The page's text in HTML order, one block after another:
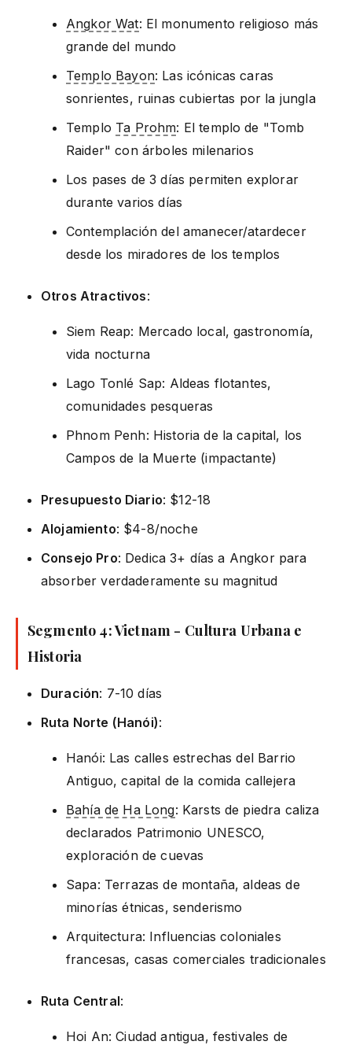
Angkor Wat: El monumento religioso más
grande del mundo
Templo Bayon: Las icónicas caras
sonrientes, ruinas cubiertas por la jungla
Templo Ta Prohm: El templo de "Tomb
Raider" con árboles milenarios
Los pases de 3 días permiten explorar
durante varios días
Contemplación del amanecer/atardecer
desde los miradores de los templos
Otros Atractivos:
Siem Reap: Mercado local, gastronomía,
vida nocturna
Lago Tonlé Sap: Aldeas flotantes,
comunidades pesqueras
Phnom Penh: Historia de la capital, los
Campos de la Muerte (impactante)
Presupuesto Diario: $12-18
Alojamiento: $4-8/noche
Consejo Pro: Dedica 3+ días a Angkor para
absorber verdaderamente su magnitud
Segmento 4: Vietnam - Cultura Urbana e
Historia
Duración: 7-10 días
Ruta Norte (Hanói):
Hanói: Las calles estrechas del Barrio
Antiguo, capital de la comida callejera
Bahía de Ha Long: Karsts de piedra caliza
declarados Patrimonio UNESCO,
exploración de cuevas
Sapa: Terrazas de montaña, aldeas de
minorías étnicas, senderismo
Arquitectura: Influencias coloniales
francesas, casas comerciales tradicionales
Ruta Central:
Hoi An: Ciudad antigua, festivales de